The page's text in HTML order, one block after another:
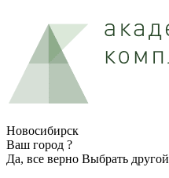
Новосибирск
Ваш город ?
Да, все верно Выбрать другой